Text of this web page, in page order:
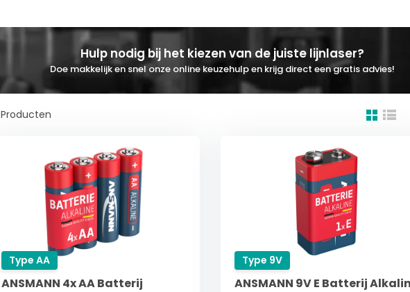
Hulp nodig bij het kiezen van de juiste lijnlaser?
Doe makkelijk en snel onze online keuzehulp en krijg direct een gratis advies!
Producten
Type AA
ANSMANN 4x AA Batterij
Type 9V
ANSMANN 9V E Batterij